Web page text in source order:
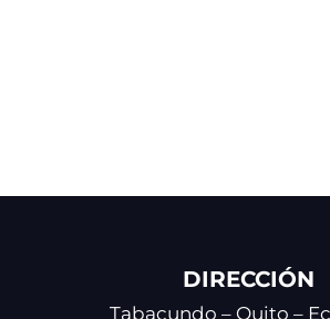
DIRECCIÓN
Tabacundo – Quito –